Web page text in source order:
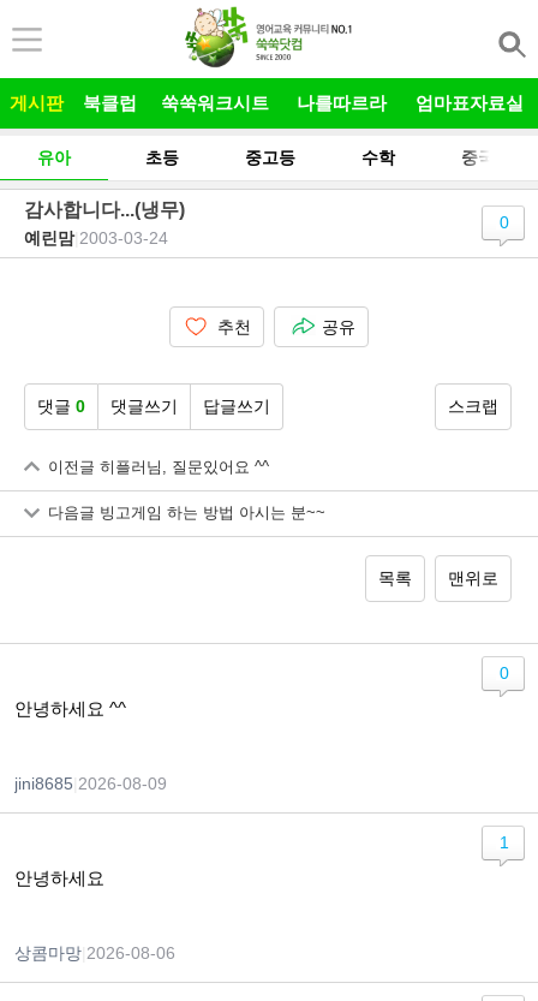
게시판 북클럽 쑥쑥워크시트 나를따르라 엄마표자료실
유아 초등 중고등 수학 중국어
감사합니다...(냉무)
예린맘| 2003-03-24
0
추천 공유
댓글 0 댓글쓰기 답글쓰기 스크랩
이전글 히플러님, 질문있어요 ^^
다음글 빙고게임 하는 방법 아시는 분~~
목록 맨위로
안녕하세요 ^^
jini8685 2026-08-09
0
안녕하세요
상콤마망 2026-08-06
1